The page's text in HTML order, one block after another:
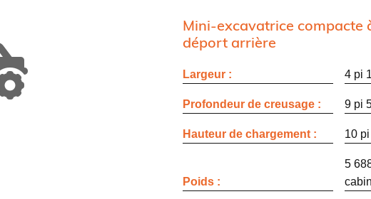
Mini-excavatrice compacte
déport arrière
Largeur : 4 pi
Profondeur de creusage : 9 pi
Hauteur de chargement : 10
Poids :
5